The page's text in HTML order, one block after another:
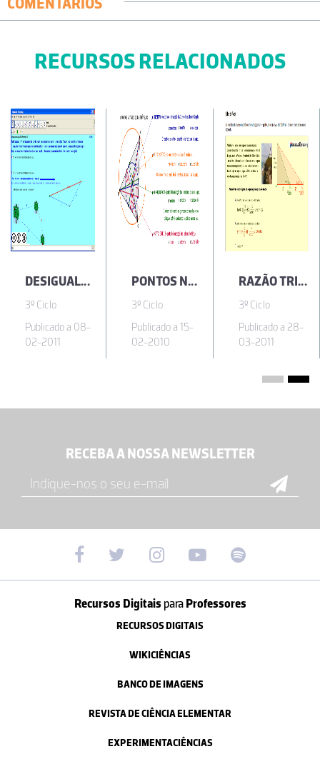
RECURSOS RELACIONADOS
DESIGUALDADE TRIANGULAR
3º Ciclo
Publicado a 08-
02-2011
PONTOS NOTÁVEIS DE UM TRIÂNGULO
3º Ciclo
Publicado a 15-
02-2010
RAZÃO TRIGONOMÉTRICA CABO DA ROCA
3º Ciclo
Publicado a 28-
03-2011
RECEBA A NOSSA NEWSLETTER
Recursos Digitais paraProfessores
RECURSOS DIGITAIS
WIKICIÊNCIAS
BANCO DE IMAGENS
REVISTA DE CIÊNCIA ELEMENTAR
EXPERIMENTACIÊNCIAS